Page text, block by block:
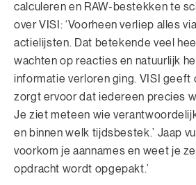
calculeren en RAW-bestekken te
over VISI: ‘Voorheen verliep alles
actielijsten. Dat betekende veel
wachten op reacties en natuurlijk
informatie verloren ging. VISI geeft
zorgt ervoor dat iedereen precies
Je ziet meteen wie
en binnen welk tijdsbestek.’ Jaap
voorkom je aannames en weet je
opdracht wordt opgepakt.’